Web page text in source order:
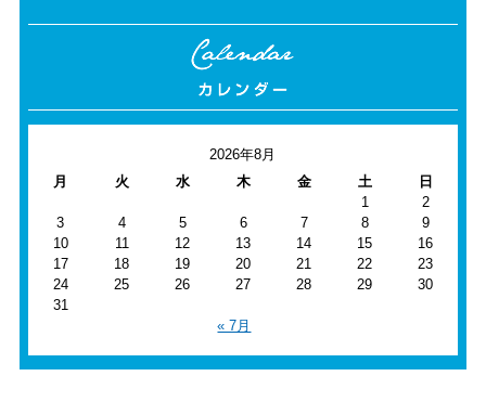
2026年8月
月
火 水 木 金 土
日
1
2
3
4 5 6 7 8
9
10
11 12 13 14 15
16
17
18 19 20 21 22
23
24
25 26 27 28 29
30
31
« 7月